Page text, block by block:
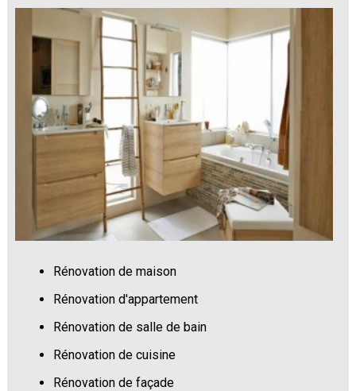
Rénovation de maison
Rénovation d'appartement
Rénovation de salle de bain
Rénovation de cuisine
Rénovation de façade